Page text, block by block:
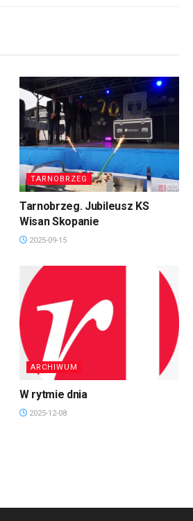
TARNOBRZEG
Tarnobrzeg. Jubileusz KS
Wisan Skopanie
2025-09-15
ARCHIWUM
W rytmie dnia
2025-12-08